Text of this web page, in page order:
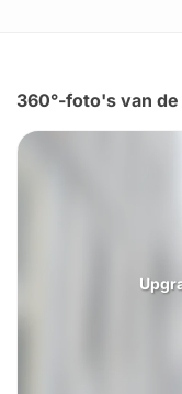
360°-foto's van